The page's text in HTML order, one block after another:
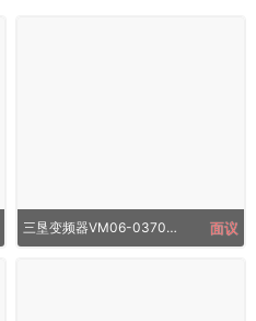
三垦变频器VM06-0370-N437KW 面议